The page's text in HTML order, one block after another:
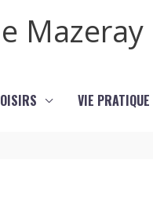
Mazeray
VIE PRATIQUE